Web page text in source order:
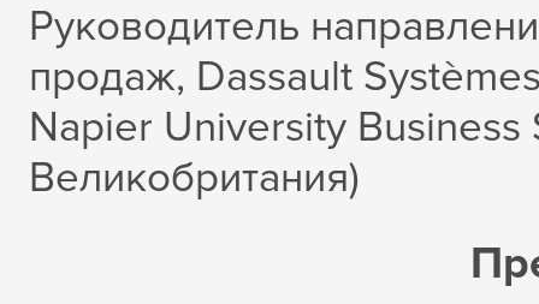
Руководитель
продаж, Dassault
Napier University Business
Великобритания)